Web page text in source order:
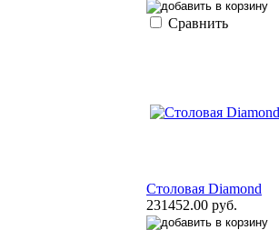
Сравнить
Столовая Diamond
231452.00 руб.